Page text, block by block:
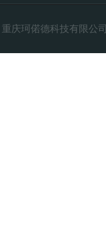
重庆珂偌德科技有限